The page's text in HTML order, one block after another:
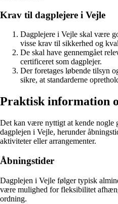
Krav til dagplejere i Vejle
Dagplejere i Vejle skal være
visse krav til sikkerhed og
De skal have gennemgået
certificeret som dagplejer.
Der foretages løbende tilsyn
sikre, at standarderne
Praktisk information
Det kan være nyttigt at kende nogle
dagplejen i Vejle, herunder
aktiviteter eller arrangementer.
Åbningstider
Dagplejen i Vejle følger typisk
være mulighed for fleksibilitet
ordning.